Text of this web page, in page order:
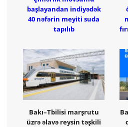
başlayandan indiyədək
40 nəfərin meyiti suda
tapılıb
Bakı–Tbilisi marşrutu
üzrə əlavə reysin təşkili